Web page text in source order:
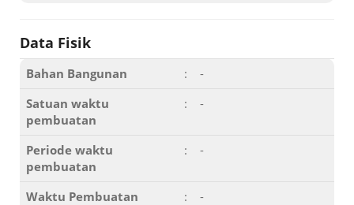
Data Fisik
Bahan Bangunan :
-
Satuan waktu
pembuatan
: -
Periode waktu
pembuatan
: -
Waktu Pembuatan :
-